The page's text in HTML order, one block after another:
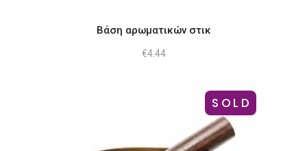
Βάση αρωματικών στικ
€4.44
SOLD